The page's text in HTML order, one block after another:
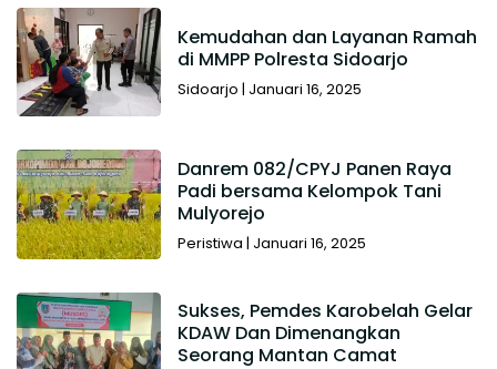
Kemudahan dan Layanan Ramah
di MMPP Polresta Sidoarjo
Sidoarjo | Januari 16, 2025
Danrem 082/CPYJ Panen Raya
Padi bersama Kelompok Tani
Mulyorejo
Peristiwa | Januari 16, 2025
Sukses, Pemdes Karobelah Gelar
KDAW Dan Dimenangkan
Seorang Mantan Camat